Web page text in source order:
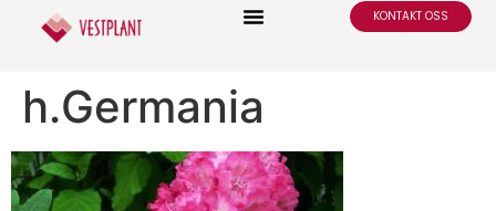
KONTAKT OSS
h.Germania